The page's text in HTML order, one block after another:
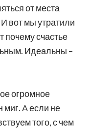
от места
вот мы утратили
почему счастье
Идеальны –
огромное
миг. А если не
того, с чем